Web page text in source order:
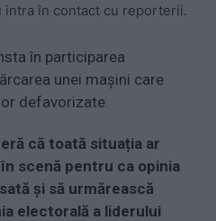
intra în contact cu reporterii.
în participarea
unei mașini care
defavorizate.
că toată situația ar
scenă pentru ca opinia
și să urmărească
electorală a liderului